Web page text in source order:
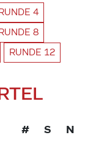
4
8
RUNDE 12
# S N